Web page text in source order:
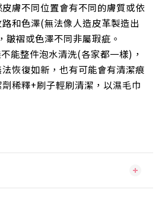
膚不同位置會有不同的膚質或依
和色澤(無法像人造皮革製造出
皺褶或色澤不同非屬瑕疵。
能整件泡水清洗(各家都一樣)，
恢復如新，也有可能會有清潔痕
稀釋+刷子輕刷清潔，以濕毛巾